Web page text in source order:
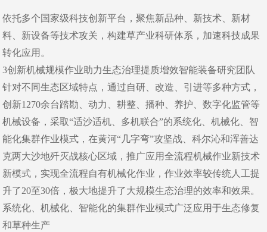
依托多个国家级科技创新平台，聚焦新品种、新技术、新材
料、新设备等技术攻关，构建草产业科研体系，加速科技成果
转化应用。
3创新机械规模作业助力生态治理提质增效智能装备研究团队
针对不同生态区域特点，通过自研、改造、引进等多种方式，
创新1270余台踏勘、动力、耕整、播种、养护、数字化监管等
机械设备，采取“适沙适机、多机联合”的系统化、机械化、智
能化集群作业模式，在黄河“几字弯”攻坚战、科尔沁和浑善达
克两大沙地歼灭战核心区域，推广应用全流程机械作业新技术
新模式，实现全流程自有机械化作业，作业效率较传统人工提
升了20至30倍，极大地提升了大规模生态治理的效率和效果。
系统化、机械化、智能化的集群作业模式广泛应用于生态修复
和草种生产